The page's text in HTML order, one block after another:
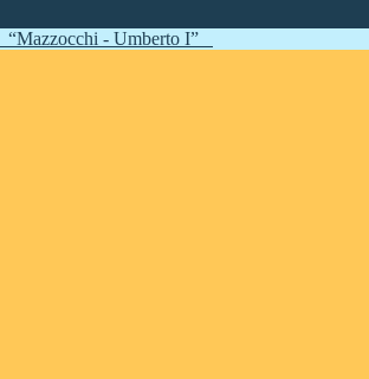
“Mazzocchi - Umberto I”